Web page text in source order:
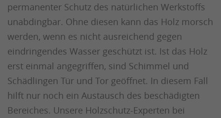
permanenter Schutz des natürlichen Werkstoffs
unabdingbar. Ohne diesen kann das Holz morsch
werden, wenn es nicht ausreichend gegen
eindringendes Wasser geschützt ist. Ist das Holz
erst einmal angegriffen, sind Schimmel und
Schädlingen Tür und Tor geöffnet. In diesem Fall
hilft nur noch ein Austausch des beschädigten
Bereiches. Unsere Holzschutz-Experten bei